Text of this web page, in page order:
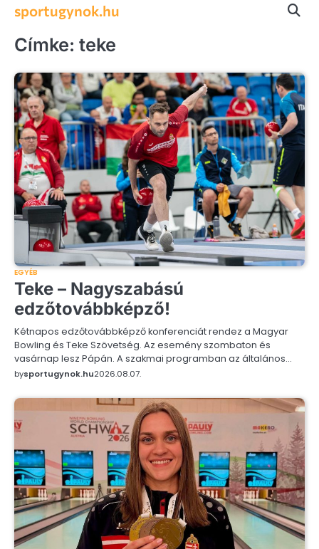
Skip
content
sportugynok.hu
Címke: teke
EGYÉB
Teke – Nagyszabású
edzőtovábbképző!
Kétnapos edzőtovábbképző konferenciát rendez a Magyar
Bowling és Teke Szövetség. Az esemény szombaton és
vasárnap lesz Pápán. A szakmai programban az általános…
bysportugynok.hu2026.08.07.